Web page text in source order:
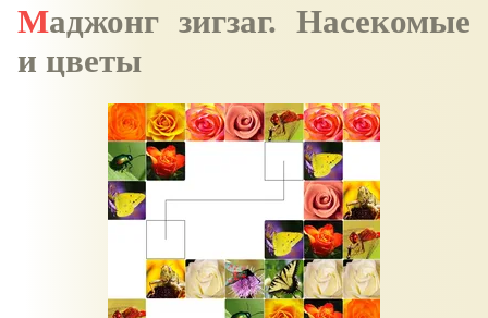
Маджонг зигзаг. Насекомые
и цветы